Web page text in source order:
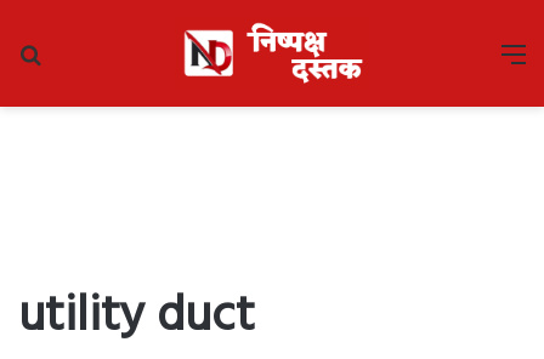
utility duct